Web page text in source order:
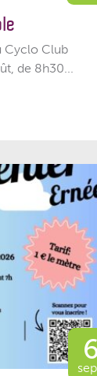
Cyclo Club
de 8h30...